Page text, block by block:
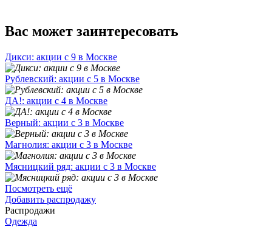
Вас может заинтересовать
Дикси: акции с 9 в Москве
Рублевский: акции с 5 в Москве
ДА!: акции с 4 в Москве
Верный: акции с 3 в Москве
Магнолия: акции с 3 в Москве
Мясницкий ряд: акции с 3 в Москве
Посмотреть ещё
Добавить распродажу
Распродажи
Одежда